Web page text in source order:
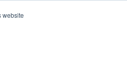
website
oss